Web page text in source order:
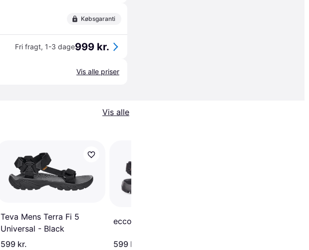
Købsgaranti
Fri fragt, 1-3 dage999 kr.
Vis alle priser
Vis alle
Teva Mens Terra Fi 5
Universal - Black
599 kr.
ecco Offroad M - Black
599 kr.